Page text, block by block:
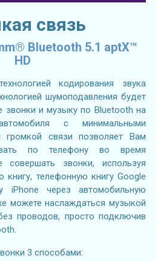
связь
Bluetooth 5.1 aptX™
HD
кодирования звука
шумоподавления будет
звонки и музыку по Bluetooth на
с минимальными
громкой связи позволяет Вам
по телефону во время
звонки, используя
книгу, телефонную книгу Google
iPhone через автомобильную
можете наслаждаться музыкой
проводов, просто подключив
3 способами: